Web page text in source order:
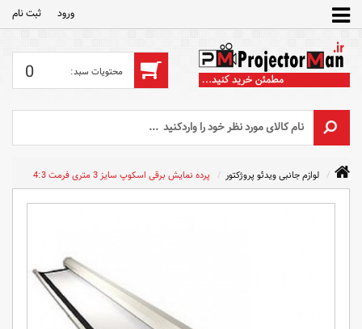
ورود ثبت‌ نام
0
لوازم جانبی ویدئو پروژکتور پرده نمایش برقی اسکوپ سایز 3 متری فرمت 4:3